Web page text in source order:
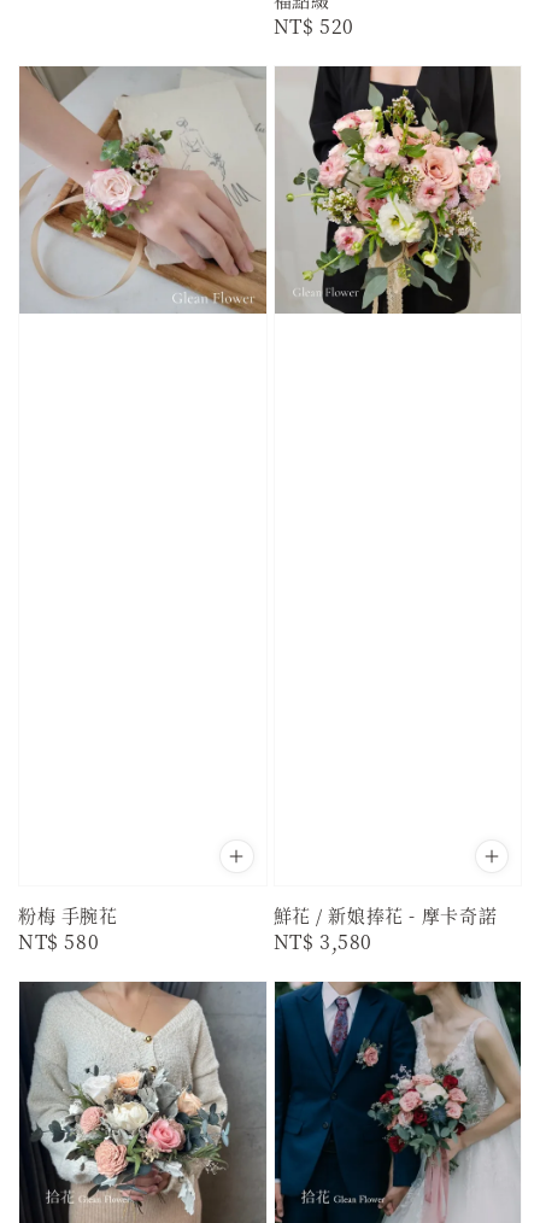
Regular
NT$ 520
粉梅 手腕花
Regular
NT$ 580
鮮花 / 新娘捧花 - 摩卡奇諾
Regular
NT$ 3,580